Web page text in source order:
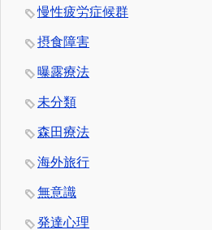
慢性疲労症候群
摂食障害
曝露療法
未分類
森田療法
海外旅行
無意識
発達心理